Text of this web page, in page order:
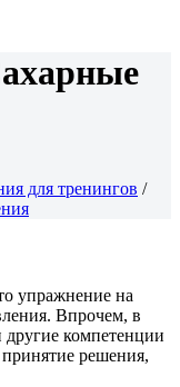
для тренингов /
упражнение на
Впрочем, в
компетенции
решения,